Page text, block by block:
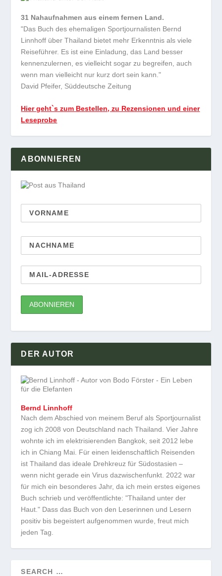
31 Nahaufnahmen aus einem fernen Land.
"Das Buch des ehemaligen Sportjournalisten Bernd
Linnhoff über Thailand bietet mehr Erkenntnis als viele
Reiseführer. Es ist eine Einladung, das Land besser
kennenzulernen, es vielleicht sogar zu begreifen, auch
wenn man vielleicht nur kurz dort sein kann."
David Pfeifer, Süddeutsche Zeitung
Hier geht`s zum Bestellen, zu Rezensionen und einer
Leseprobe
ABONNIEREN
DER AUTOR
Bernd Linnhoff
Nach dem Abschied von meinem Beruf als Sportjournalist
zog ich 2008 von Deutschland nach Thailand. Vier Jahre
wohnte ich im elektrisierenden Bangkok, seit 2012 lebe
ich in Chiang Mai. Für einen leidenschaftlich Reisenden
ist Thailand das ideale Drehkreuz für Südostasien –
wenn nicht gerade ein Virus dazwischenfunkt. 2022 war
für mich ein besonderes Jahr, da ich mein erstes eigenes
Buch schrieb und veröffentlichte: "Thailand unter der
Haut." Dass das Buch von den Leserinnen und Lesern
positiv bis begeistert aufgenommen wurde, freut mich
jeden Tag.